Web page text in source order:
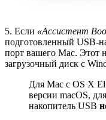
5. Если «Ассистент
подготовленный USB-
порт вашего Mac. Этот
загрузочный диск с
Для Mac с OS X
версии macOS,
накопитель USB